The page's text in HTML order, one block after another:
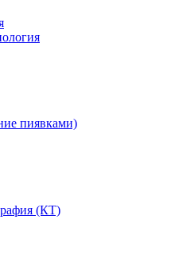
пиявками)
(КТ)